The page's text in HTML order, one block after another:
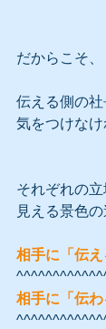
だからこそ、
伝える側の
気をつけなけ
それぞれの
見える景色の
相手に「伝え
相手に「伝